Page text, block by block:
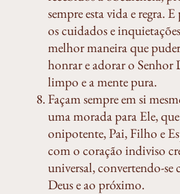
sempre esta vida e regra.
os cuidados e
melhor maneira que
honrar e adorar o Senhor
limpo e a mente pura.
Façam sempre em si
uma morada para Ele,
onipotente, Pai, Filho e
com o coração indiviso
universal, convertendo-
Deus e ao próximo.